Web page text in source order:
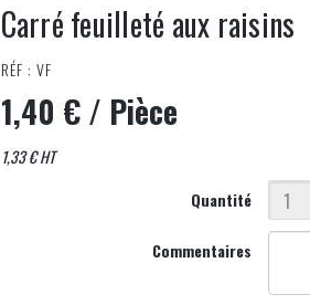
Carré feuilleté aux raisins
RÉF : VF
1,40 €/ Pièce
1,33 € HT
Quantité
Commentaires